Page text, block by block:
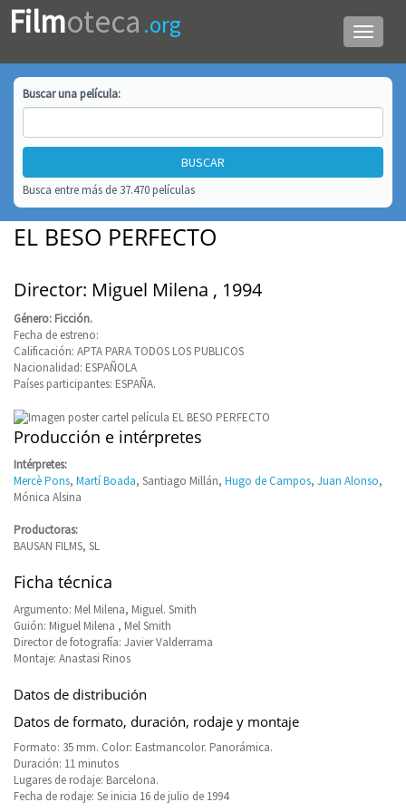
Menú
de
Filmoteca .org
Buscar unapelícula:
Busca entre más de 37.470 películas
EL BESO PERFECTO
Director: Miguel Milena , 1994
Género: Ficción.
Fecha de estreno:
Calificación: APTA PARA TODOS LOS PUBLICOS
Nacionalidad: ESPAÑOLA
Países participantes: ESPAÑA.
Producción e intérpretes
Intérpretes:
Mercè Pons, Martí Boada, Santiago Millán, Hugo de Campos, Juan Alonso,
Mónica Alsina
Productoras:
BAUSAN FILMS, SL
Ficha técnica
Argumento: Mel Milena, Miguel. Smith
Guión: Miguel Milena , Mel Smith
Director de fotografía: Javier Valderrama
Montaje: Anastasi Rinos
Datos de distribución
Datos de formato, duración, rodaje y montaje
Formato: 35 mm. Color: Eastmancolor. Panorámica.
Duración: 11 minutos
Lugares de rodaje: Barcelona.
Fecha de rodaje: Se inicia 16 de julio de 1994